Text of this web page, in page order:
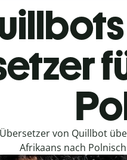
von Quillbot
Afrikaans nach